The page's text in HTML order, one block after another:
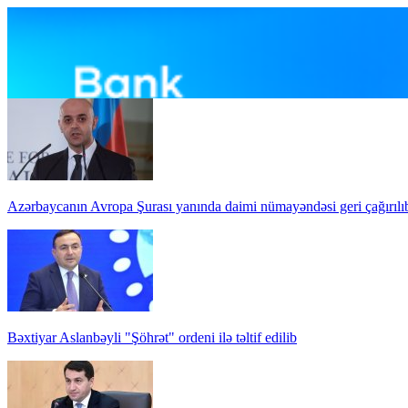
Azərbaycanın Avropa Şurası yanında daimi nümayəndəsi geri
Bəxtiyar Aslanbəyli "Şöhrət" ordeni ilə təltif edilib